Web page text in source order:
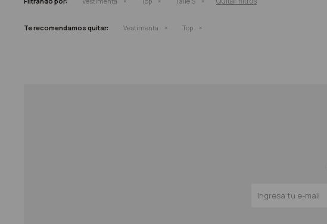
Te recomendamos quitar: Vestimenta Top